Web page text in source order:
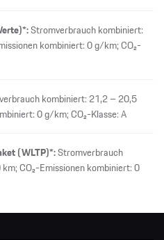
Stromverbrauch kombiniert:
kombiniert: 0 g/km; CO₂-
kombiniert: 21,2 – 20,5
0 g/km; CO₂-Klasse: A
(WLTP)*:Stromverbrauch
CO₂-Emissionen kombiniert: 0